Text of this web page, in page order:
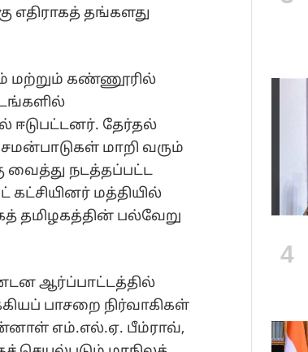
தங்களது
மற்றும் கண்ணூரில்
தேர்தல்
சமன்பாடுகள் மாறி வரும்
வைத்து நடத்தப்பட்ட
மத்தியில்
தமிழகத்தின் பல்வேறு
ஆர்ப்பாட்டத்தில்
பாசறை நிர்வாகிகள்
எம்.எல்.ஏ. பீம்ராவ்,